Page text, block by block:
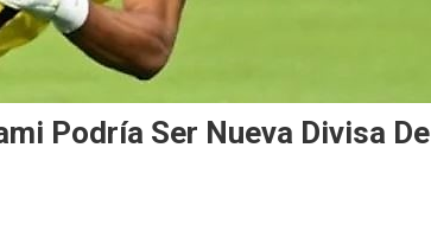
Podría Ser Nueva Divisa De